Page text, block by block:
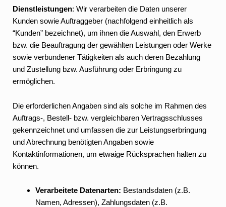
Dienstleistungen: Wir verarbeiten die Daten unserer
Kunden sowie Auftraggeber (nachfolgend einheitlich als
“Kunden” bezeichnet), um ihnen die Auswahl, den Erwerb
bzw. die Beauftragung der gewählten Leistungen oder Werke
sowie verbundener Tätigkeiten als auch deren Bezahlung
und Zustellung bzw. Ausführung oder Erbringung zu
ermöglichen.
Die erforderlichen Angaben sind als solche im Rahmen des
Auftrags-, Bestell- bzw. vergleichbaren Vertragsschlusses
gekennzeichnet und umfassen die zur Leistungserbringung
und Abrechnung benötigten Angaben sowie
Kontaktinformationen, um etwaige Rücksprachen halten zu
können.
Verarbeitete Datenarten: Bestandsdaten (z.B.
Namen, Adressen), Zahlungsdaten (z.B.